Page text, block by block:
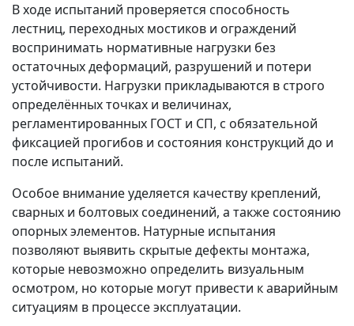
В ходе испытаний проверяется способность
лестниц, переходных мостиков и ограждений
воспринимать нормативные нагрузки без
остаточных деформаций, разрушений и потери
устойчивости. Нагрузки прикладываются в строго
определённых точках и величинах,
регламентированных ГОСТ и СП, с обязательной
фиксацией прогибов и состояния конструкций до и
после испытаний.
Особое внимание уделяется качеству креплений,
сварных и болтовых соединений, а также состоянию
опорных элементов. Натурные испытания
позволяют выявить скрытые дефекты монтажа,
которые невозможно определить визуальным
осмотром, но которые могут привести к аварийным
ситуациям в процессе эксплуатации.